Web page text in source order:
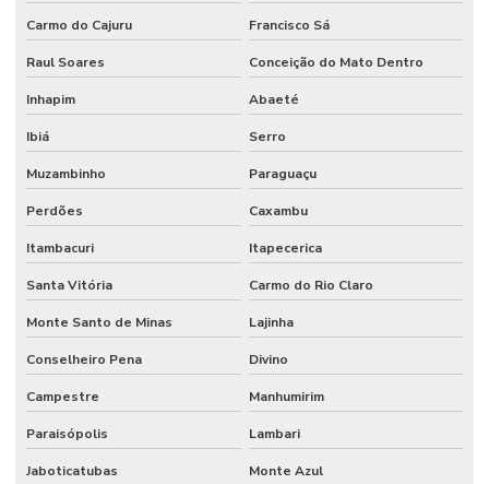
Piso Industrial Epóxi Para Empresas
Piso Industrial Epóxi Paraná
Piso Nivelante Para Indústria
Piso Uretano Alto Desempenho Paraná
Piso Uretano Autonivelante
Piso Uretano Para Indústrias
Pisos Industrializados Lapidados
Realização De Pintura Poliuretano Paraná
Reforço De Juntas Em Concreto
Carmo do Cajuru Francisco Sá
Raul Soares Conceição do Mato Dentro
Inhapim Abaeté
Ibiá Serro
Muzambinho Paraguaçu
Perdões Caxambu
Itambacuri Itapecerica
Santa Vitória Carmo do Rio Claro
Monte Santo de Minas Lajinha
Conselheiro Pena Divino
Campestre Manhumirim
Paraisópolis Lambari
Jaboticatubas Monte Azul